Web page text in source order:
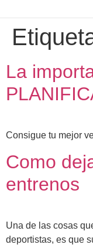
La
Consigue tu mejor
Como
entrenos
Una de las cosas
deportistas, es que